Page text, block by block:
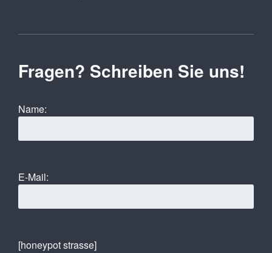
Fragen? Schreiben Sie uns!
Name:
E-Mail:
[honeypot strasse]